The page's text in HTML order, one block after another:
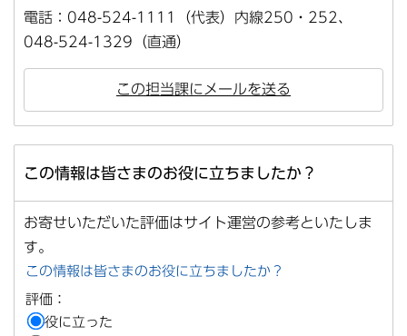
電話：048-524-1111（代表）内線250・252、
048-524-1329（直通）
この担当課にメールを送る
この情報は皆さまのお役に立ちましたか？
お寄せいただいた評価はサイト運営の参考といたしま
す。
この情報は皆さまのお役に立ちましたか？
評価：
役に立った